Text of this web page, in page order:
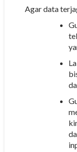
Agar data